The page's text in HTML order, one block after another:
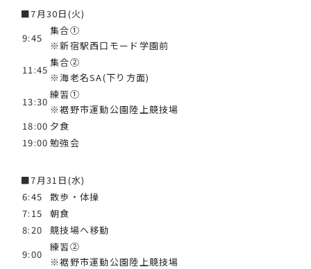
■7月30日(火)
9:45
集合①
※新宿駅西口モード学園前
11:45
集合②
※海老名SA(下り方面)
13:30
練習①
※裾野市運動公園陸上競技場
18:00 夕食
19:00 勉強会
■7月31日(水)
6:45
散歩・体操
7:15
朝食
8:20
競技場へ移動
9:00
練習②
※裾野市運動公園陸上競技場